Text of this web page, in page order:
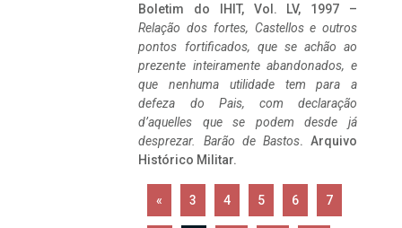
Boletim do IHIT, Vol. LV, 1997 –
Relação dos fortes, Castellos e outros
pontos fortificados, que se achão ao
prezente inteiramente abandonados, e
que nenhuma utilidade tem para a
defeza do Pais, com declaração
d’aquelles que se podem desde já
desprezar. Barão de Bastos. Arquivo
Histórico Militar.
« 3 4 5 6 7